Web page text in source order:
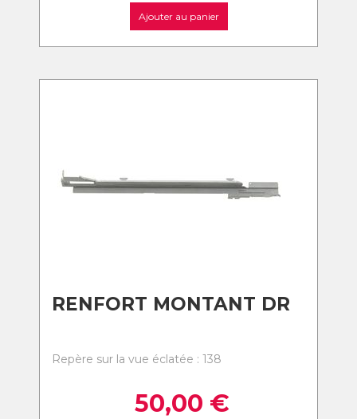
Ajouter au panier
RENFORT MONTANT DR
Repère sur la vue éclatée : 138
50,00 €